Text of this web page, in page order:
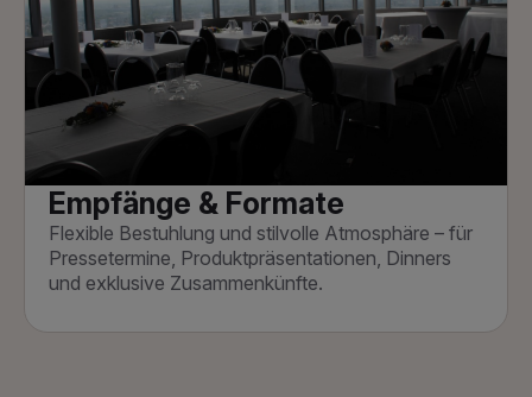
Empfänge & Formate
Flexible Bestuhlung und stilvolle Atmosphäre – für
Pressetermine, Produktpräsentationen, Dinners
und exklusive Zusammenkünfte.